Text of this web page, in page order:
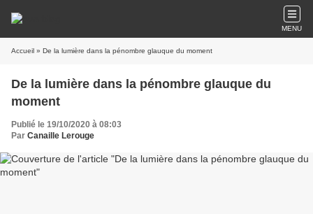
MENU
Accueil » De la lumière dans la pénombre glauque du moment
De la lumière dans la pénombre glauque du
moment
Publié le 19/10/2020 à 08:03
Par Canaille Lerouge